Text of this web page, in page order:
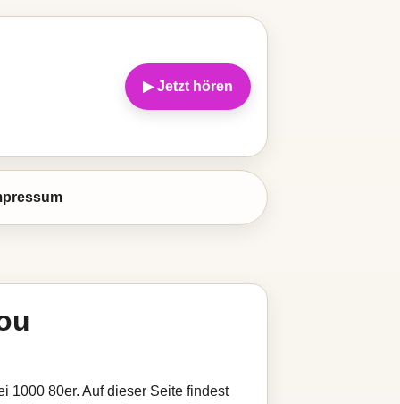
▶ Jetzt hören
1000 80er. Auf dieser Seite findest